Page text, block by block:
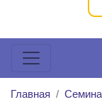
Главная